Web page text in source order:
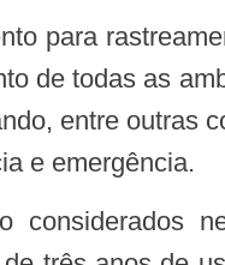
de todas as
entre outras
e emergência.
considerados